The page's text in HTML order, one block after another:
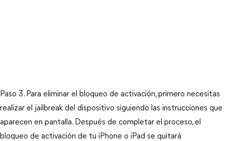
Paso 3. Para eliminar el bloqueo de activación, primero necesitas
realizar el jailbreak del dispositivo siguiendo las instrucciones que
aparecen en pantalla. Después de completar el proceso, el
bloqueo de activación de tu iPhone o iPad se quitará